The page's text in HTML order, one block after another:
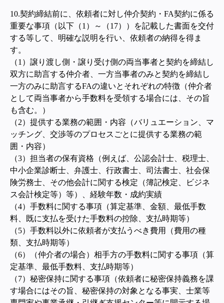
10.契約締結前に、依頼者に対し仲介契約・FA契約に係る
重要な事項（以下（1）～（17））を記載した書面を交付
する等して、明確な説明を行い、依頼者の納得を得ま
す。
（1）譲り渡し側・譲り受け側の両当事者と契約を締結し
双方に助言する仲介者、一方当事者のみと契約を締結し
一方のみに助言するFAの違いとそれぞれの特徴（仲介者
として両当事者から手数料を受領する場合には、その旨
も含む。）
（2）提供する業務の範囲・内容 （バリュエーション、マ
ッチング、交渉等のプロセスごとに提供する業務の範
囲・内容）
（3）担当者の保有資格（例えば、公認会計士、税理士、
中小企業診断士、弁護士、行政書士、司法書士、社会保
険労務士、その他会計に関する検定（簿記検定、ビジネ
ス会計検定等）等）、経験年数・成約実績
（4）手数料に関する事項（算定基準、金額、最低手数
料、既に支払を受けた手数料の控除、支払時期等）
（5）手数料以外に依頼者が支払うべき費用（費用の種
類、支払時期等）
（6）（仲介者の場合）相手方の手数料に関する事項（算
定基準、最低手数料、支払時期等）
（7）秘密保持に関する事項（依頼者に秘密保持義務を課
す場合にはその旨、秘密保持の対象となる事実、士業等